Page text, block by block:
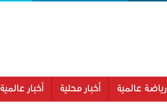
رياضة عالمية أخبار محلية أخبار عالمية